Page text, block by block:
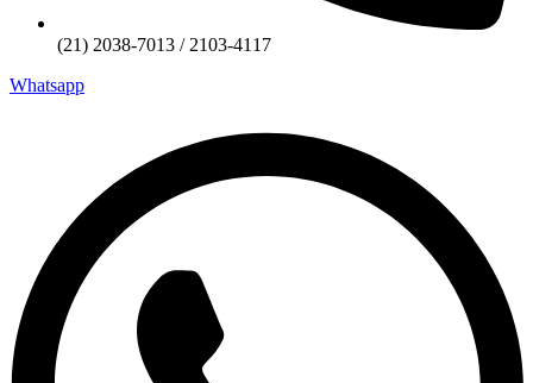
(21) 2038-7013 / 2103-4117
Whatsapp